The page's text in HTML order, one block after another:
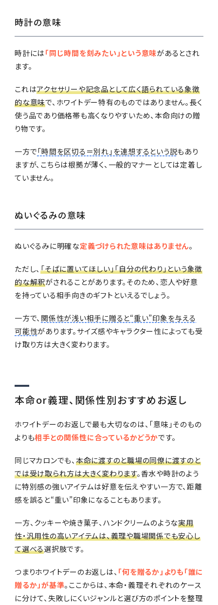
時計の意味
時計には「同じ時間を刻みたい」という意味があるとされ
ます。
これはアクセサリーや記念品として広く語られている象徴
的な意味で、ホワイトデー特有のものではありません。長く
使う品であり価格帯も高くなりやすいため、本命向けの贈
り物です。
一方で「時間を区切る＝別れ」を連想するという説もあり
ますが、こちらは根拠が薄く、一般的マナーとしては定着し
ていません。
ぬいぐるみの意味
ぬいぐるみに明確な定義づけられた意味はありません。
ただし、 「そばに置いてほしい」「自分の代わり」という象徴
的な解釈がされることがあります。そのため、恋人や好意
を持っている相手向きのギフトといえるでしょう。
一方で、 関係性が浅い相手に贈ると“重い”印象を与える
可能性があります。サイズ感やキャラクター性によっても受
け取り方は大きく変わります。
本命or義理、関係性別おすすめお返し
ホワイトデーのお返しで最も大切なのは、「意味」そのもの
よりも相手との関係性に合っているかどうかです。
同じマカロンでも、 本命に渡すのと職場の同僚に渡すのと
では受け取られ方は大きく変わります。香水や時計のよう
に特別感の強いアイテムは好意を伝えやすい一方で、距離
感を誤ると“重い”印象になることもあります。
一方、クッキーや焼き菓子、ハンドクリームのような実用
性・汎用性の高いアイテムは、義理や職場関係でも安心し
て選べる選択肢です。
つまりホワイトデーのお返しは、 「何を贈るか」よりも「誰に
贈るか」が基準。ここからは、本命・義理それぞれのケース
に分けて、失敗しにくいジャンルと選び方のポイントを整理